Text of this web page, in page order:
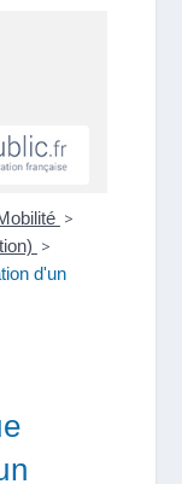
>
>
d'un